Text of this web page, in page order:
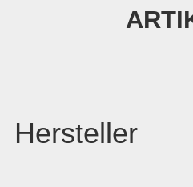
Hersteller